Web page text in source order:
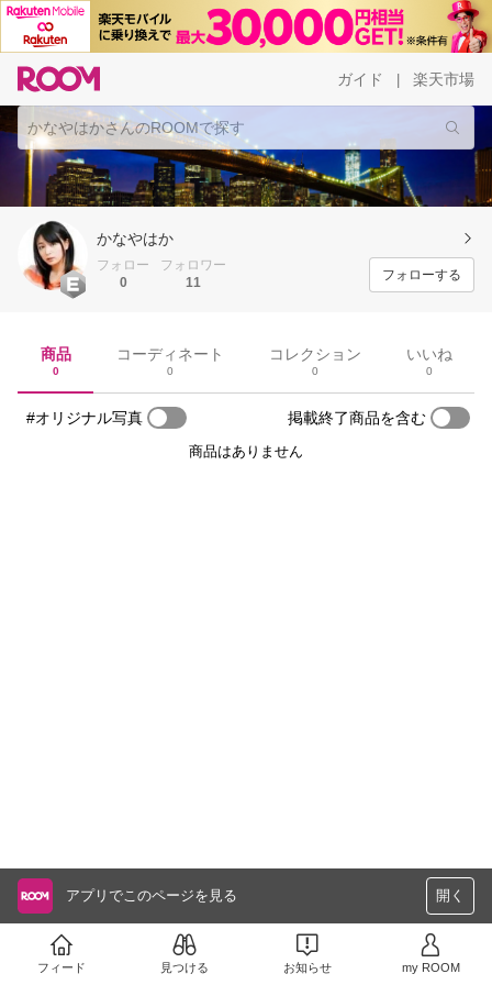
ガイド 楽天市場
かなやはか
フォロー
0
フォロワー
11
フォローする
商品
0
コーディネート
0
コレクション
0
いいね
0
#オリジナル写真 掲載終了商品を含む
商品はありません
アプリでこのページを見る 開く
フィード 見つける お知らせ my ROOM